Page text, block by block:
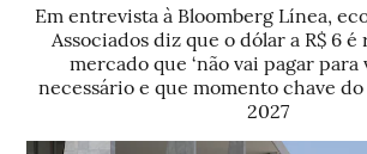
Em entrevista à Bloomberg Línea,
Associados diz que o dólar a R$ 6
mercado que ‘não vai pagar para
necessário e que momento chave
2027